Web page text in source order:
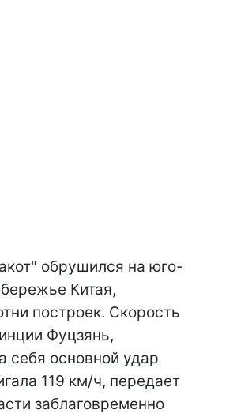
обрушился на юго-
Китая,
построек. Скорость
Фуцзянь,
себя основной удар
119 км/ч, передает
заблаговременно